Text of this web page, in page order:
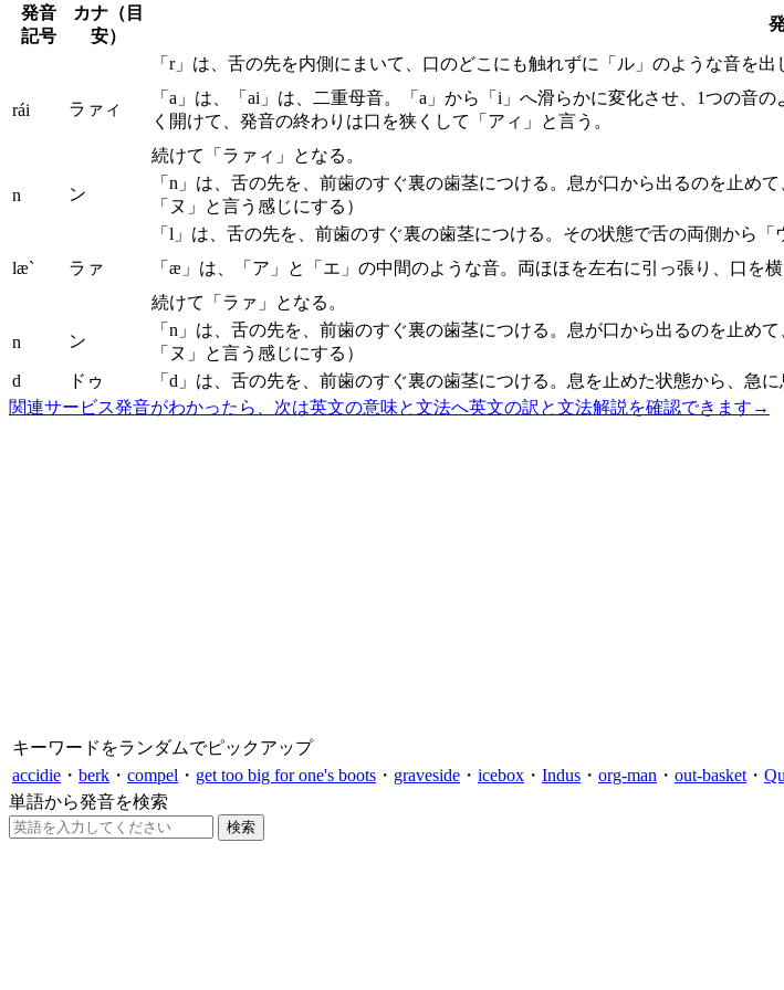
発音
記号
カナ（目
安）
rái ラァィ
「r」は、舌の先を内側にまいて、口のどこにも触れずに「ル」のような音を出
「a」は、「ai」は、二重母音。「a」から「i」へ滑らかに変化させ、1つの
く開けて、発音の終わりは口を狭くして「アィ」と言う。
続けて「ラァィ」となる。
n ン
「n」は、舌の先を、前歯のすぐ裏の歯茎につける。息が口から出るのを止め
「ヌ」と言う感じにする）
læ` ラァ
「l」は、舌の先を、前歯のすぐ裏の歯茎につける。その状態で舌の両側から「
「æ」は、「ア」と「エ」の中間のような音。両ほほを左右に引っ張り、口を
続けて「ラァ」となる。
n ン
「n」は、舌の先を、前歯のすぐ裏の歯茎につける。息が口から出るのを止め
「ヌ」と言う感じにする）
d
ドゥ
「d」は、舌の先を、前歯のすぐ裏の歯茎につける。息を止めた状態から、急
関連サービス発音がわかったら、次は英文の意味と文法へ英文の訳と文法解説を確認できます →
キーワードをランダムでピックアップ
accidie ・ berk ・ compel ・ get too big for one's boots ・ graveside ・ icebox ・ Indus ・ org-man ・ out-basket ・
単語から発音を検索